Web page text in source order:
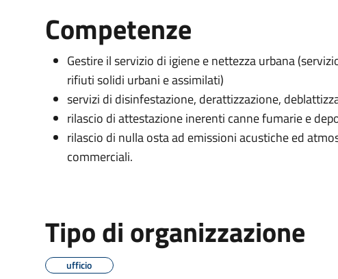
Competenze
Gestire il servizio di igiene e nettezza urbana
rifiuti solidi urbani e assimilati)
servizi di disinfestazione, derattizzazione,
rilascio di attestazione inerenti canne fumarie e
rilascio di nulla osta ad emissioni acustiche ed
commerciali.
Tipo di organizzazione
ufficio